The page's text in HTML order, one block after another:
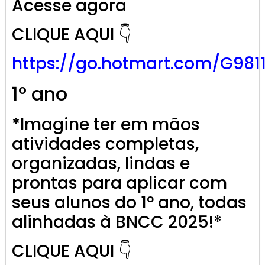
Acesse agora
CLIQUE AQUI 👇
https://go.hotmart.com/
1º ano
*Imagine ter em mãos
atividades completas,
organizadas, lindas e
prontas para aplicar com
seus alunos do 1º ano, todas
alinhadas à BNCC 2025!*
CLIQUE AQUI 👇